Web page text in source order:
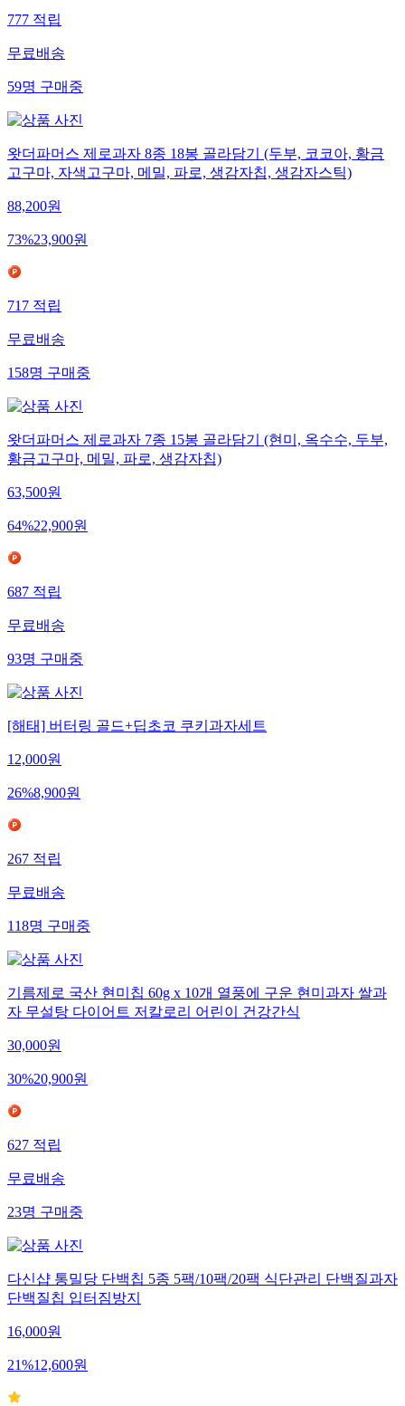
777적립
무료배송
59명구매중
왓더파머스 제로과자 8종 18봉 골라담기 (두부, 코코아, 황금
고구마, 자색고구마, 메밀, 파로, 생감자칩, 생감자스틱)
88,200원
73%23,900원
717적립
무료배송
158명구매중
왓더파머스 제로과자 7종 15봉 골라담기 (현미, 옥수수, 두부,
황금고구마, 메밀, 파로, 생감자칩)
63,500원
64%22,900원
687적립
무료배송
93명구매중
[해태] 버터링 골드+딥초코 쿠키과자세트
12,000원
26%8,900원
267적립
무료배송
118명구매중
기름제로 국산 현미칩 60g x 10개 열풍에 구운 현미과자 쌀과
자 무설탕 다이어트 저칼로리 어린이 건강간식
30,000원
30%20,900원
627적립
무료배송
23명구매중
다신샵 통밀당 단백칩 5종 5팩/10팩/20팩 식단관리 단백질과자
단백질칩 입터짐방지
16,000원
21%12,600원